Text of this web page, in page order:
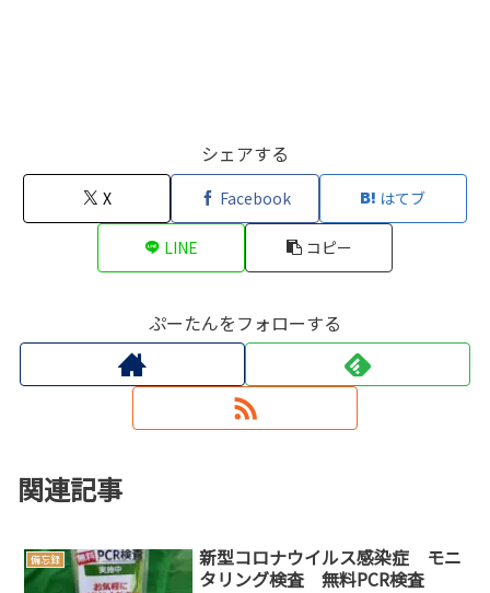
シェアする
X Facebook はてブ
LINE コピー
ぷーたんをフォローする
関連記事
備忘録
新型コロナウイルス感染症 モニ
タリング検査 無料PCR検査